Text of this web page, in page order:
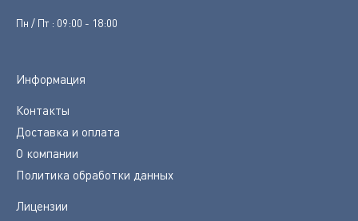
Пн / Пт : 09:00 - 18:00
Информация
Контакты
Доставка и оплата
О компании
Политика обработки данных
Лицензии